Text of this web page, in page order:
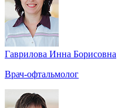
Гаврилова Инна Борисовна
Врач-офтальмолог